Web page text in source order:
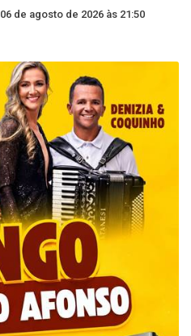
06 de agosto de 2026 às 21:50